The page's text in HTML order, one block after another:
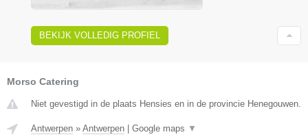
BEKIJK VOLLEDIG PROFIEL
Morso Catering
Niet gevestigd in de plaats Hensies en in de provincie Henegouwen.
Antwerpen » Antwerpen Google maps ▼